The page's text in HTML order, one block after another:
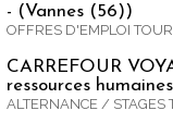
- (Vannes (56))
OFFRES D'EMPLOI
CARREFOUR
ressources
ALTERNANCE / STAGES